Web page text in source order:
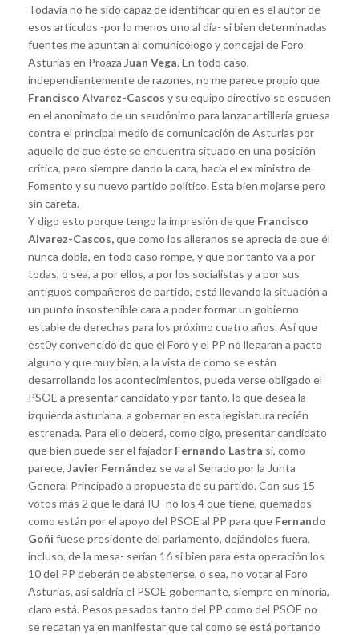
Todavía no he sido capaz de identificar quien es el autor de
esos artículos -por lo menos uno al día- si bien determinadas
fuentes me apuntan al comunicólogo y concejal de Foro
Asturias en Proaza Juan Vega. En todo caso,
independientemente de razones, no me parece propio que
Francisco Alvarez-Cascos y su equipo directivo se escuden
en el anonimato de un seudónimo para lanzar artillería gruesa
contra el principal medio de comunicación de Asturias por
aquello de que éste se encuentra situado en una posición
crítica, pero siempre dando la cara, hacia el ex ministro de
Fomento y su nuevo partido político. Esta bien mojarse pero
sin careta.
Y digo esto porque tengo la impresión de que Francisco
Alvarez-Cascos,que como los alleranos se aprecia de que él
nunca dobla, en todo caso rompe, y que por tanto va a por
todas, o sea, a por ellos, a por los socialistas y a por sus
antiguos compañeros de partido, está llevando la situación a
un punto insostenible cara a poder formar un gobierno
estable de derechas para los próximo cuatro años. Así que
est0y convencido de que el Foro y el PP no llegaran a pacto
alguno y que muy bien, a la vista de como se están
desarrollando los acontecimientos, pueda verse obligado el
PSOE a presentar candidato y por tanto, lo que desea la
izquierda asturiana, a gobernar en esta legislatura recién
estrenada. Para ello deberá, como digo, presentar candidato
que bien puede ser el fajador Fernando Lastra si, como
parece, Javier Fernández se va al Senado por la Junta
General Principado a propuesta de su partido. Con sus 15
votos más 2 que le dará IU -no los 4 que tiene, quemados
como están por el apoyo del PSOE al PP para que Fernando
Goñi fuese presidente del parlamento, dejándoles fuera,
incluso, de la mesa- serían 16 si bien para esta operación los
10 del PP deberán de abstenerse, o sea, no votar al Foro
Asturias, así saldría el PSOE gobernante, siempre en minoría,
claro está. Pesos pesados tanto del PP como del PSOE no
se recatan ya en manifestar que tal como se está portando